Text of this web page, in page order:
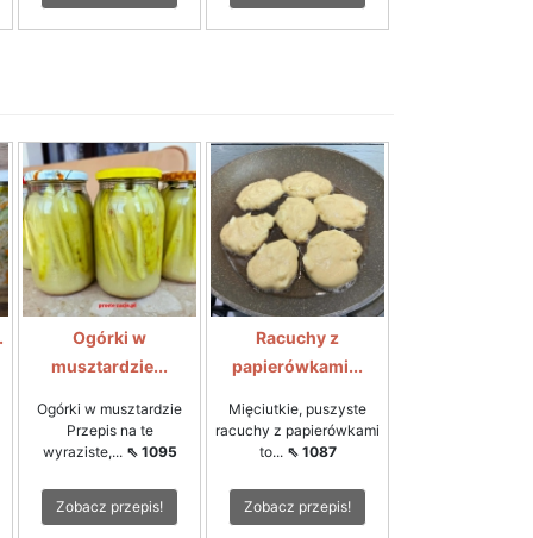
Ogórki w
musztardzie...
Ogórki w musztardzie
Przepis na te
wyraziste,... ⇖ 1095
Zobacz przepis!
Racuchy z
papierówkami...
Mięciutkie, puszyste
racuchy z papierówkami
to... ⇖ 1087
Zobacz przepis!